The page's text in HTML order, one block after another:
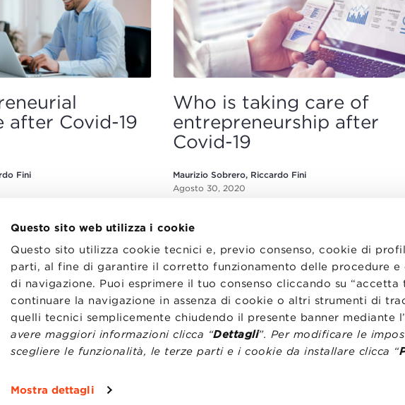
Questo sito web utilizza i cookie
Questo sito utilizza cookie tecnici e, previo consenso, cookie di
parti, al fine di garantire il corretto funzionamento delle procedure e
di navigazione. Puoi esprimere il tuo consenso cliccando su
continuare la navigazione in assenza di cookie o altri strumenti di
quelli tecnici semplicemente chiudendo il presente banner mediante
avere maggiori informazioni clicca “Dettagli”. Per modificare le
scegliere le funzionalità, le terze parti e i cookie da installare clicca “
Mostra dettagli
after Covid-19
Fini
Who is taking care of
entrepreneurship after
Covid-19
Maurizio Sobrero, Riccardo Fini
Agosto 30, 2020
CONTATTI
TRASPARENZA
PREFERENZE COOKIE
LAVORA CON NOI
STATUTO
WHISTLEBLOWING